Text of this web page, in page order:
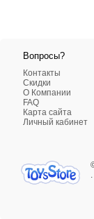
Вопросы?
Контакты
Скидки
О Компании
FAQ
Карта сайта
Личный кабинет
.